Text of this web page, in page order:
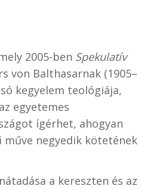
2005-ben Spekulatív
von Balthasarnak (1905–
kegyelem teológiája,
egyetemes
ígérhet, ahogyan
negyedik kötetének
a kereszten és az